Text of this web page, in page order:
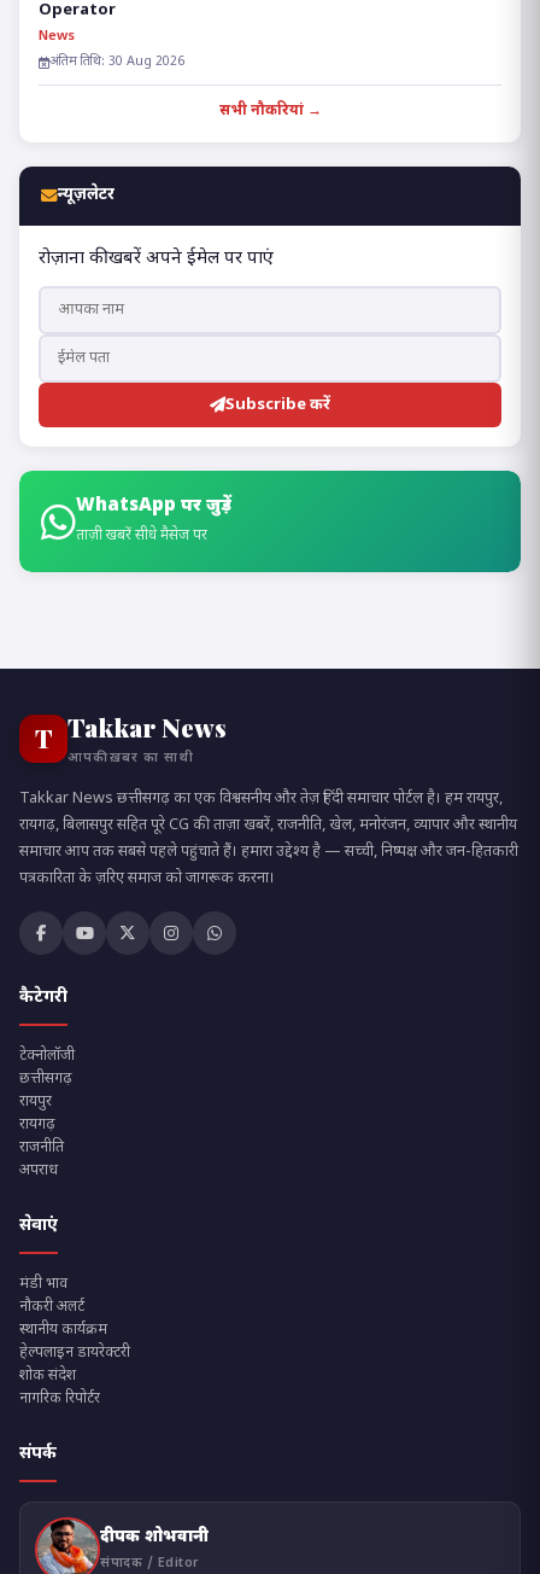
Operator
News
अंतिम तिथि: 30 Aug 2026
सभी नौकरियां →
न्यूज़लेटर
रोज़ाना की खबरें अपने ईमेल पर पाएं
Subscribe करें
WhatsApp पर जुड़ें
ताज़ी खबरें सीधे मैसेज पर
T Takkar News
आपकी ख़बर का साथी
Takkar News छत्तीसगढ़ का एक विश्वसनीय और तेज़ हिंदी समाचार पोर्टल है। हम रायपुर,
रायगढ़, बिलासपुर सहित पूरे CG की ताज़ा खबरें, राजनीति, खेल, मनोरंजन, व्यापार और स्थानीय
समाचार आप तक सबसे पहले पहुंचाते हैं। हमारा उद्देश्य है — सच्ची, निष्पक्ष और जन-हितकारी
पत्रकारिता के ज़रिए समाज को जागरूक करना।
कैटेगरी
टेक्नोलॉजी
छत्तीसगढ़
रायपुर
रायगढ़
राजनीति
अपराध
सेवाएं
मंडी भाव
नौकरी अलर्ट
स्थानीय कार्यक्रम
हेल्पलाइन डायरेक्टरी
शोक संदेश
नागरिक रिपोर्टर
संपर्क
दीपक शोभवानी
संपादक / Editor